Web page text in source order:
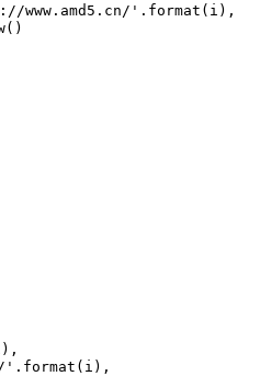
'.format(i),